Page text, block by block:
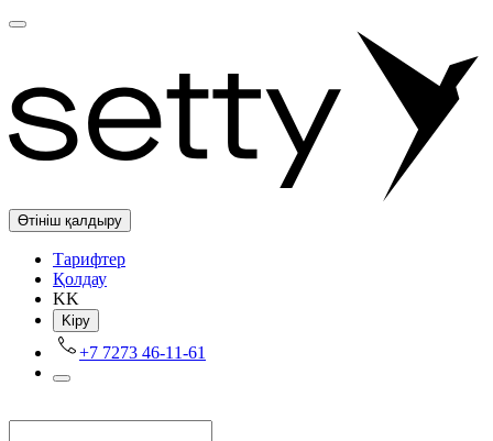
Өтініш қалдыру
Tарифтер
Қолдау
KK
Kіру
+7 7273 46-11-61